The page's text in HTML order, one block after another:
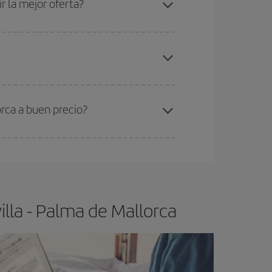
la mejor oferta?
Palma de Mallorca-dest
a buen precio?
- Palma de Mallorca